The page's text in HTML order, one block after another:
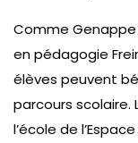
Comme Genappe
en pédagogie
élèves peuvent
parcours scolaire.
l’école de